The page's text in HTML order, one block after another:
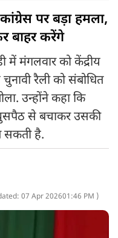
पर बड़ा हमला,
बाहर करेंगे
मंगलवार को केंद्रीय
रैली को संबोधित
उन्होंने कहा कि
से बचाकर उसकी
सकती है.
07 Apr 202601:46 PM )